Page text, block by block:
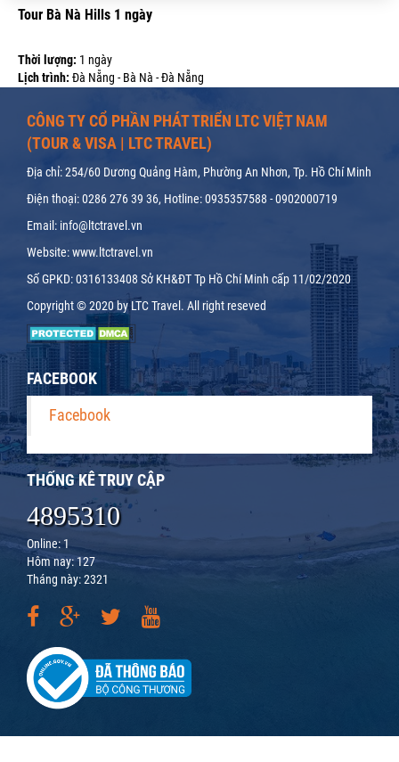
Tour Bà Nà Hills 1 ngày
Thời lượng: 1 ngày
Lịch trình: Đà Nẵng - Bà Nà - Đà Nẵng
CÔNG TY CỔ PHẦN PHÁT TRIỂN LTC VIỆT NAM
(TOUR & VISA | LTC TRAVEL)
Địa chỉ: 254/60 Dương Quảng Hàm, Phường An Nhơn, Tp. Hồ Chí Minh
Điện thoại: 0286 276 39 36, Hotline: 0935357588 - 0902000719
Email: info@ltctravel.vn
Website: www.ltctravel.vn
Số GPKD: 0316133408 Sở KH&ĐT Tp Hồ Chí Minh cấp 11/02/2020
Copyright © 2020 by LTC Travel. All right reseved
FACEBOOK
Facebook
THỐNG KÊ TRUY CẬP
4895310
Online: 1
Hôm nay: 127
Tháng này: 2321